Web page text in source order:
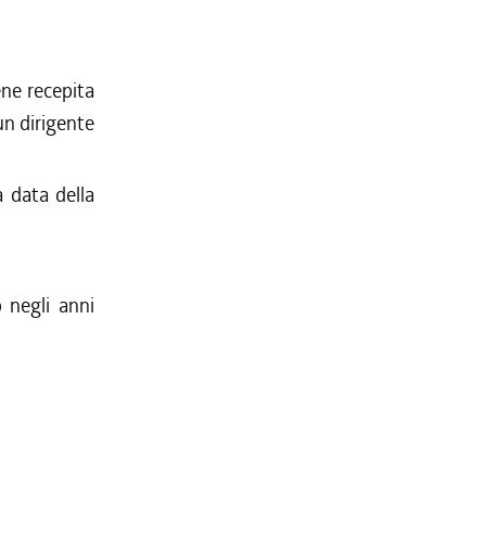
recepita
dirigente
data della
negli anni